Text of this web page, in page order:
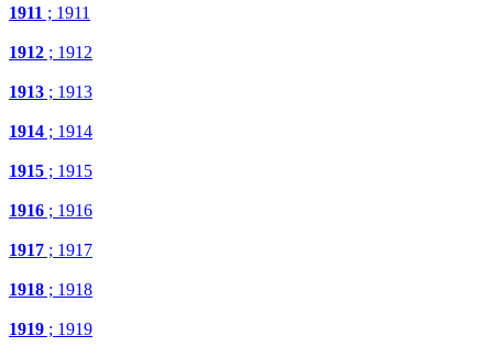
1911 ; 1911
1912 ; 1912
1913 ; 1913
1914 ; 1914
1915 ; 1915
1916 ; 1916
1917 ; 1917
1918 ; 1918
1919 ; 1919